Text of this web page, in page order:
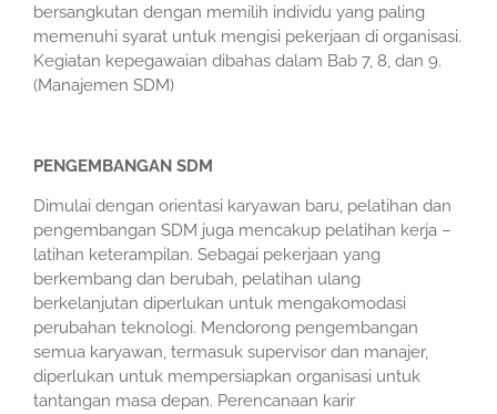
bersangkutan dengan memilih individu yang paling
memenuhi syarat untuk mengisi pekerjaan di organisasi.
Kegiatan kepegawaian dibahas dalam Bab 7, 8, dan 9.
(Manajemen SDM)
PENGEMBANGAN SDM
Dimulai dengan orientasi karyawan baru, pelatihan dan
pengembangan SDM juga mencakup pelatihan kerja –
latihan keterampilan. Sebagai pekerjaan yang
berkembang dan berubah, pelatihan ulang
berkelanjutan diperlukan untuk mengakomodasi
perubahan teknologi. Mendorong pengembangan
semua karyawan, termasuk supervisor dan manajer,
diperlukan untuk mempersiapkan organisasi untuk
tantangan masa depan. Perencanaan karir